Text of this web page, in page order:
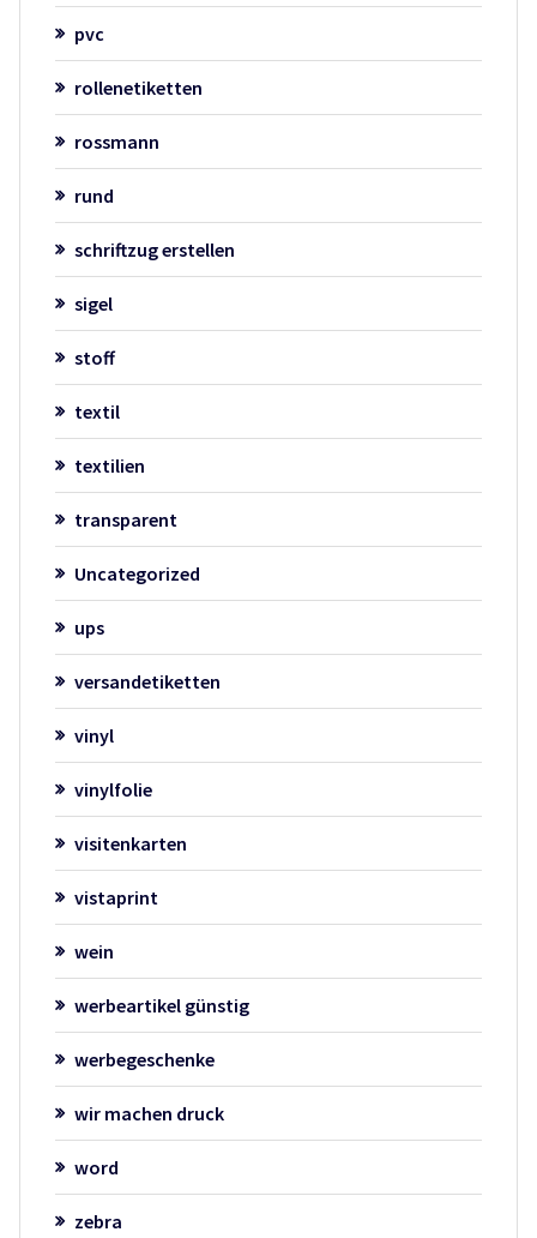
pvc
rollenetiketten
rossmann
rund
schriftzug erstellen
sigel
stoff
textil
textilien
transparent
Uncategorized
ups
versandetiketten
vinyl
vinylfolie
visitenkarten
vistaprint
wein
werbeartikel günstig
werbegeschenke
wir machen druck
word
zebra